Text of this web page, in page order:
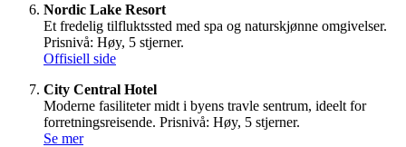
Nordic Lake Resort
Et fredelig tilfluktssted med spa og naturskjønne omgivelser.
Prisnivå: Høy, 5 stjerner.
Offisiell side
City Central Hotel
Moderne fasiliteter midt i byens travle sentrum, ideelt for
forretningsreisende. Prisnivå: Høy, 5 stjerner.
Se mer